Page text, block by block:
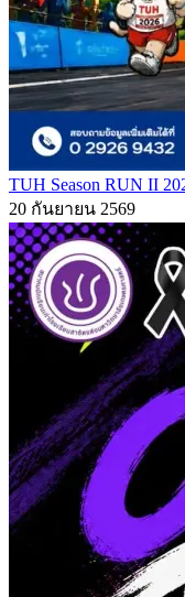
TUH Season RUN II
20 กันยายน 2569